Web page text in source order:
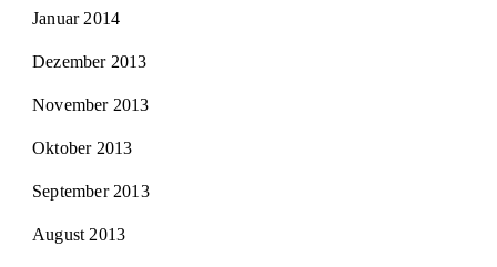
Januar 2014
Dezember 2013
November 2013
Oktober 2013
September 2013
August 2013